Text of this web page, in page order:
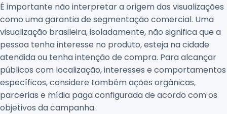
É importante não interpretar a origem das visualizações
como uma garantia de segmentação comercial. Uma
visualização brasileira, isoladamente, não significa que a
pessoa tenha interesse no produto, esteja na cidade
atendida ou tenha intenção de compra. Para alcançar
públicos com localização, interesses e comportamentos
específicos, considere também ações orgânicas,
parcerias e mídia paga configurada de acordo com os
objetivos da campanha.